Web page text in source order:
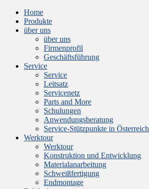
Home
Produkte
über uns
über uns
Firmenprofil
Geschäftsführung
Service
Service
Leitsatz
Servicenetz
Parts and More
Schulungen
Anwendungsberatung
Service-Stützpunkte in Österreich
Werktour
Werktour
Konstruktion und Entwicklung
Materialanarbeitung
Schweißfertigung
Endmontage